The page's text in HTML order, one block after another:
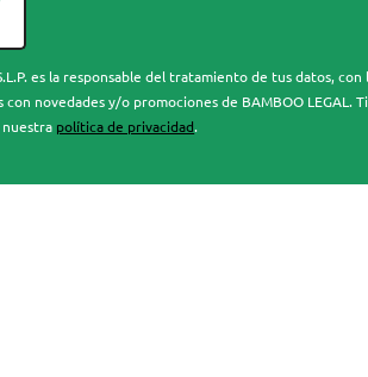
es la responsable del tratamiento de tus datos,
con novedades y/o promociones de BAMBOO
política de privacidad.